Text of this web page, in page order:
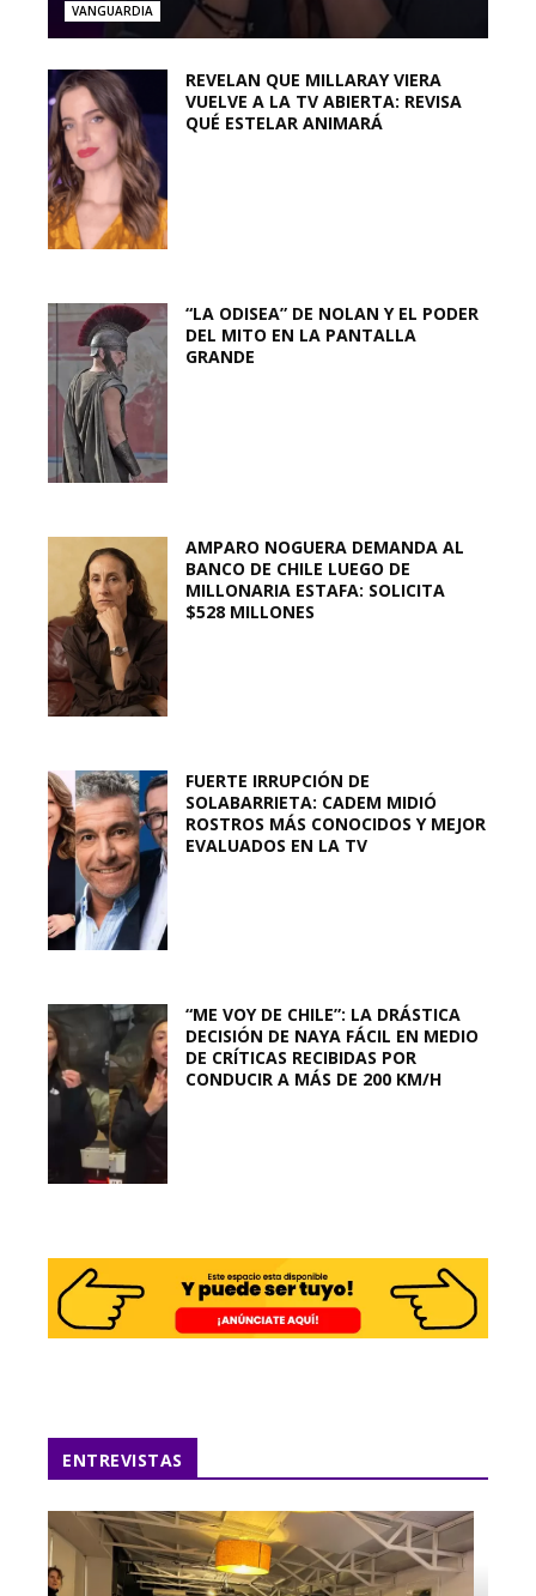
VANGUARDIA
REVELAN QUE MILLARAY VIERA
VUELVE A LA TV ABIERTA: REVISA
QUÉ ESTELAR ANIMARÁ
“LA ODISEA” DE NOLAN Y EL PODER
DEL MITO EN LA PANTALLA
GRANDE
AMPARO NOGUERA DEMANDA AL
BANCO DE CHILE LUEGO DE
MILLONARIA ESTAFA: SOLICITA
$528 MILLONES
FUERTE IRRUPCIÓN DE
SOLABARRIETA: CADEM MIDIÓ
ROSTROS MÁS CONOCIDOS Y MEJOR
EVALUADOS EN LA TV
“ME VOY DE CHILE”: LA DRÁSTICA
DECISIÓN DE NAYA FÁCIL EN MEDIO
DE CRÍTICAS RECIBIDAS POR
CONDUCIR A MÁS DE 200 KM/H
ENTREVISTAS